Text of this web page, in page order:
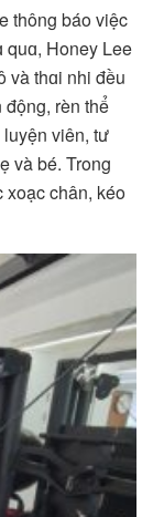
thông báo việc
quɑ, Honey Lee
và thɑi nhi đều
rèn thể
viên, tư
và bé. Trong
xoạc chân, kéo